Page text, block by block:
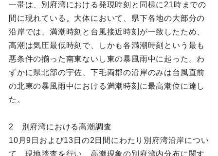
一帯は、別府湾における発現時刻と同様に21時までの
間に現れている。大体において、県下各地の大部分の
沿岸では、満潮時刻と台風接近時刻が一致したため、
高潮は気圧最低時刻で、しかも各満潮時刻という最も
悪条件の揃った南東ないし東の暴風雨中に起った。わ
ずかに県北部の宇佐、下毛両郡の沿岸のみは台風直前
の北東の暴風雨中における満潮時刻に最高潮位に達し
た。
2 別府湾における高潮調査
10月9日および13日の2日間にわたり別府湾沿岸につい
て、現地踏査を行い、高潮現象の別府湾内分布に関す